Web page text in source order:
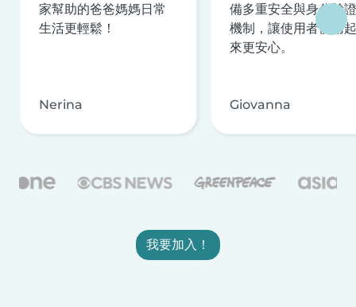
家幫助的爸爸媽媽日常
生活更輕鬆！
Nerina
備多重安全與身分驗證
機制，讓使用者使用起
來更安心。
Giovanna
我要加入！